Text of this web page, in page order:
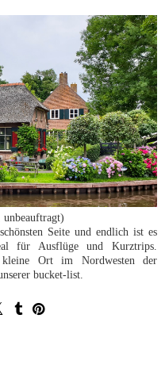
Seite und endlich ist es
für Ausflüge und Kurztrips.
Ort im Nordwesten der
bucket-list.